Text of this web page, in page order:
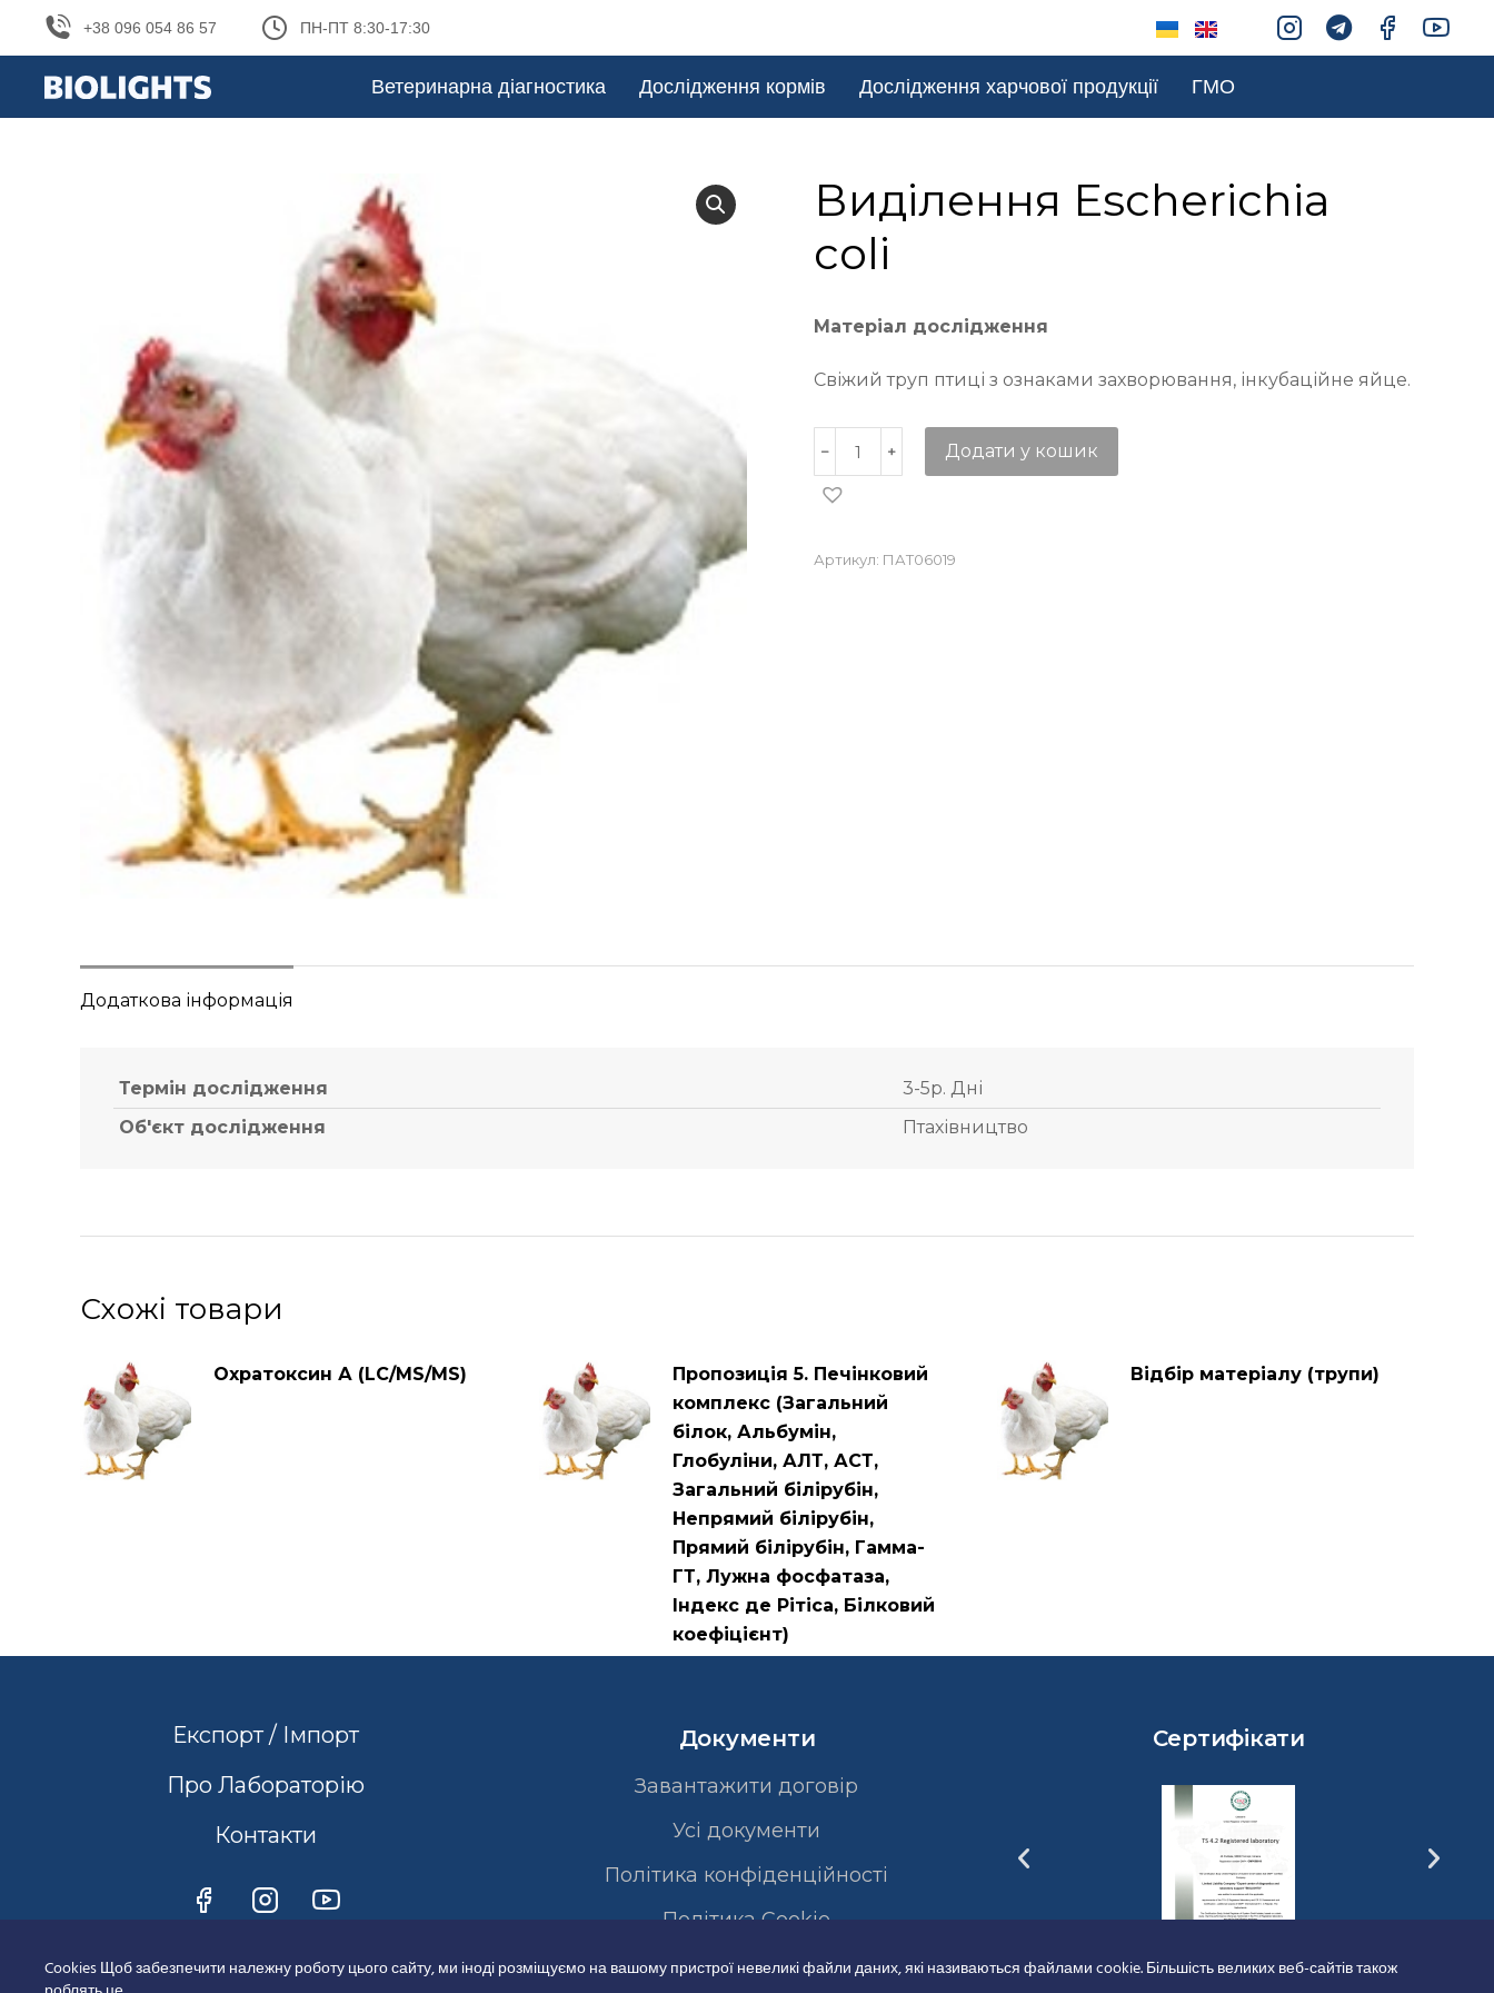
+38 096 054 86 57 ПН-ПТ 8:30-17:30
Ветеринарна діагностика Дослідження кормів Дослідження харчової продукції ГМО
Виділення Escherichia
coli
Матеріал дослідження
Свіжий труп птиці з ознаками захворювання, інкубаційне яйце.
Додати у кошик
Артикул: ПАТ06019
Додаткова інформація
Термін дослідження
3-5р. Дні
Об'єкт дослідження
Птахівництво
Схожі товари
Охратокcин А (LC/MS/MS)
Пропозиція 5. Печінковий
комплекс (Загальний
білок, Альбумін,
Глобуліни, АЛТ, АСТ,
Загальний білірубін,
Непрямий білірубін,
Прямий білірубін, Гамма-
ГТ, Лужна фосфатаза,
Індекс де Рітіса, Білковий
коефіцієнт)
Відбір матеріалу (трупи)
Експорт / Імпорт
Про Лабораторію
Контакти
Документи
Завантажити договір
Усі документи
Політика конфіденційності
Полiтика Cookie
Сертифікати
Cookies Щоб забезпечити належну роботу цього сайту, ми іноді розміщуємо на вашому пристрої невеликі файли даних, які називаються файлами cookie. Більшість великих веб-сайтів також